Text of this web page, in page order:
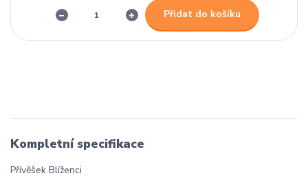
Přidat do košíku
Kompletní specifikace
Přívěšek Blíženci